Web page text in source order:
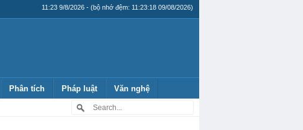
11:23 9/8/2026 - (bộ nhớ đệm: 11:23:18 09/08/2026)
Phân tích Pháp luật Văn nghệ